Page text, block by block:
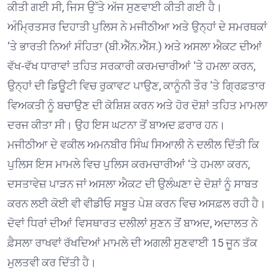
ਕੀਤੀ ਗਈ ਸੀ, ਜਿਸ ਉੱਤੇ ਅੱਜ ਸੁਣਵਾਈ ਕੀਤੀ ਗਈ ਹੈ।
ਅੰਮ੍ਰਿਤਸਰ ਦਿਹਾਤੀ ਪੁਲਿਸ ਨੇ ਮਜੀਠੀਆ ਅਤੇ ਉਨ੍ਹਾਂ ਦੇ ਸਮਰਥਕਾਂ
‘ਤੇ ਭਾਰਤੀ ਨਿਆਂ ਸੰਹਿਤਾ (ਬੀ.ਐੱਨ.ਐੱਸ.) ਅਤੇ ਅਸਲਾ ਐਕਟ ਦੀਆਂ
ਵੱਖ-ਵੱਖ ਧਾਰਾਵਾਂ ਤਹਿਤ ਸਰਕਾਰੀ ਕਰਮਚਾਰੀਆਂ ‘ਤੇ ਹਮਲਾ ਕਰਨ,
ਉਨ੍ਹਾਂ ਦੀ ਡਿਊਟੀ ਵਿਚ ਰੁਕਾਵਟ ਪਾਉਣ, ਕਾਨੂੰਨੀ ਤੌਰ ‘ਤੇ ਗ੍ਰਿਫ਼ਤਾਰ
ਵਿਅਕਤੀ ਨੂੰ ਬਚਾਉਣ ਦੀ ਕੋਸ਼ਿਸ਼ ਕਰਨ ਅਤੇ ਹੋਰ ਦੋਸ਼ਾਂ ਤਹਿਤ ਮਾਮਲਾ
ਦਰਜ ਕੀਤਾ ਸੀ। ਉਹ ਇਸ ਘਟਨਾ ਤੋਂ ਬਾਅਦ ਫ਼ਰਾਰ ਹਨ।
ਮਜੀਠੀਆ ਦੇ ਵਕੀਲ ਅਮਨਬੀਰ ਸਿੰਘ ਸਿਆਲੀ ਨੇ ਦਲੀਲ ਦਿੱਤੀ ਕਿ
ਪੁਲਿਸ ਇਸ ਮਾਮਲੇ ਵਿਚ ਪੁਲਿਸ ਕਰਮਚਾਰੀਆਂ ‘ਤੇ ਹਮਲਾ ਕਰਨ,
ਦਸਤਾਵੇਜ਼ ਪਾੜਨ ਜਾਂ ਅਸਲਾ ਐਕਟ ਦੀ ਉਲੰਘਣਾ ਦੇ ਦੋਸ਼ਾਂ ਨੂੰ ਸਾਬਤ
ਕਰਨ ਲਈ ਕੋਈ ਵੀ ਵੀਡੀਓ ਸਬੂਤ ਪੇਸ਼ ਕਰਨ ਵਿਚ ਅਸਫ਼ਲ ਰਹੀ ਹੈ।
ਦੋਵਾਂ ਧਿਰਾਂ ਦੀਆਂ ਵਿਸਥਾਰਤ ਦਲੀਲਾਂ ਸੁਣਨ ਤੋਂ ਬਾਅਦ, ਅਦਾਲਤ ਨੇ
ਫ਼ੈਸਲਾ ਰਾਖਵਾਂ ਰੱਖਦਿਆਂ ਮਾਮਲੇ ਦੀ ਅਗਲੀ ਸੁਣਵਾਈ 15 ਜੂਨ ਤੱਕ
ਮੁਲਤਵੀ ਕਰ ਦਿੱਤੀ ਹੈ।